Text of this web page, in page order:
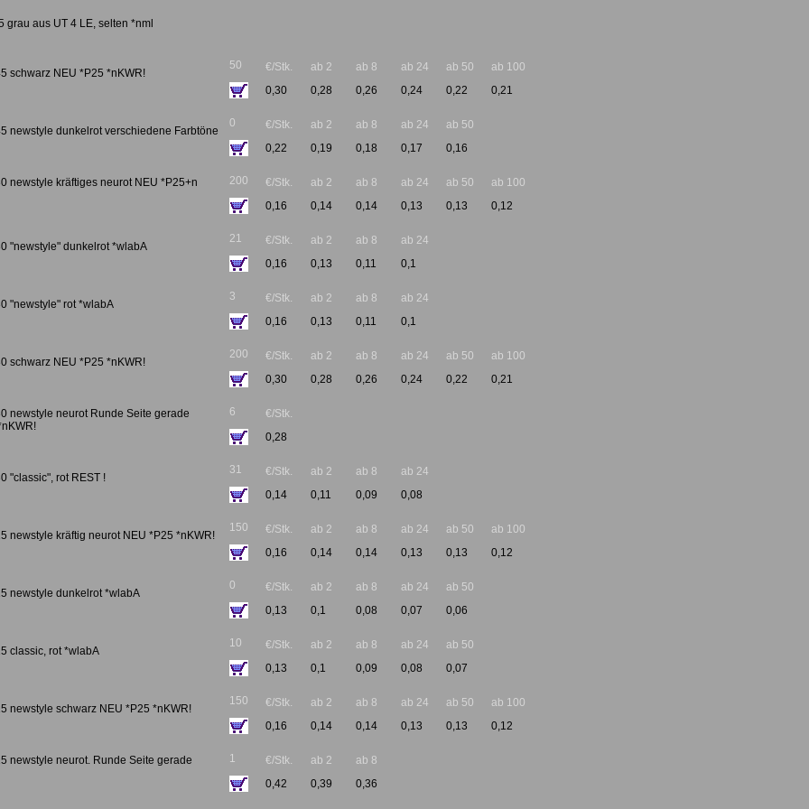
grau aus UT 4 LE, selten *nml
schwarz NEU *P25 *nKWR!
50
€/Stk.
0,30
ab 2
0,28
ab 8
0,26
ab 24
0,24
ab 50
0,22
ab 100
0,21
newstyle dunkelrot verschiedene Farbtöne
0
€/Stk.
0,22
ab 2
0,19
ab 8
0,18
ab 24
0,17
ab 50
0,16
newstyle kräftiges neurot NEU *P25+n 200
€/Stk.
0,16
ab 2
0,14
ab 8
0,14
ab 24
0,13
ab 50
0,13
ab 100
0,12
"newstyle" dunkelrot *wlabA
21
€/Stk.
0,16
ab 2
0,13
ab 8
0,11
ab 24
0,1
"newstyle" rot *wlabA
3
€/Stk.
0,16
ab 2
0,13
ab 8
0,11
ab 24
0,1
schwarz NEU *P25 *nKWR!
200
€/Stk.
0,30
ab 2
0,28
ab 8
0,26
ab 24
0,24
ab 50
0,22
ab 100
0,21
newstyle neurot Runde Seite gerade
6
€/Stk.
0,28
"classic", rot REST !
31
€/Stk.
0,14
ab 2
0,11
ab 8
0,09
ab 24
0,08
newstyle kräftig neurot NEU *P25 *nKWR!
150
€/Stk.
0,16
ab 2
0,14
ab 8
0,14
ab 24
0,13
ab 50
0,13
ab 100
0,12
newstyle dunkelrot *wlabA
0
€/Stk.
0,13
ab 2
0,1
ab 8
0,08
ab 24
0,07
ab 50
0,06
classic, rot *wlabA
10
€/Stk.
0,13
ab 2
0,1
ab 8
0,09
ab 24
0,08
ab 50
0,07
newstyle schwarz NEU *P25 *nKWR!
150
€/Stk.
0,16
ab 2
0,14
ab 8
0,14
ab 24
0,13
ab 50
0,13
ab 100
0,12
newstyle neurot. Runde Seite gerade 1
€/Stk.
0,42
ab 2
0,39
ab 8
0,36